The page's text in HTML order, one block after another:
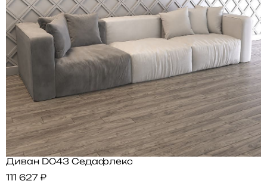
Диван D043 Седафлекс
111 627 ₽